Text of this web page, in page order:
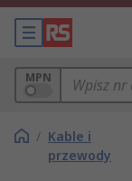
MPN
/ Kable i
przewody